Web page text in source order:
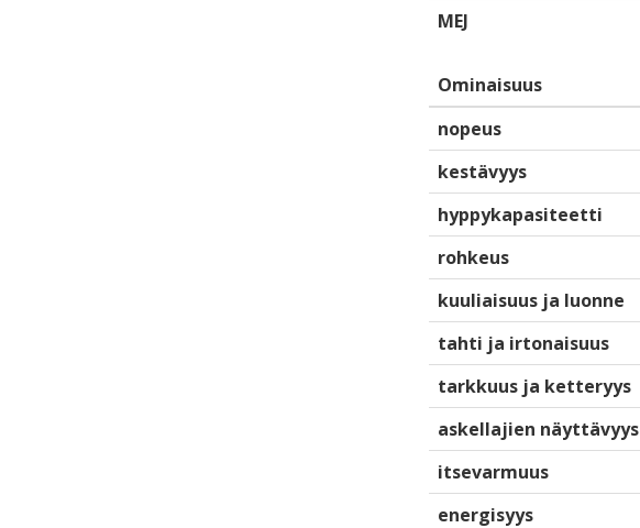
MEJ
Ominaisuus
nopeus
kestävyys
hyppykapasiteetti
rohkeus
kuuliaisuus ja luonne
tahti ja irtonaisuus
tarkkuus ja ketteryys
askellajien näyttävyys
itsevarmuus
energisyys